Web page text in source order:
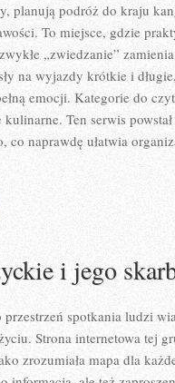
planują podróż do kraju
To miejsce, gdzie
„zwiedzanie”
na wyjazdy krótkie i
emocji. Kategorie do
Ten serwis
co naprawdę ułatwia
i jego
spotkania ludzi
Strona internetowa tej
zrozumiała mapa dla